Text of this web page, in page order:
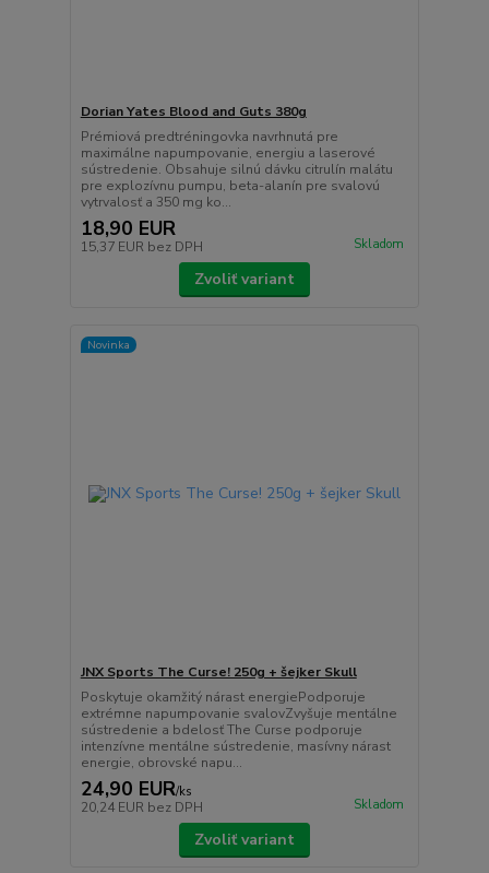
Dorian Yates Blood and Guts 380g
Prémiová predtréningovka navrhnutá pre
maximálne napumpovanie, energiu a laserové
sústredenie. Obsahuje silnú dávku citrulín malátu
pre explozívnu pumpu, beta-alanín pre svalovú
vytrvalosť a 350 mg ko...
18,90 EUR
15,37 EUR bez DPH Skladom
Zvoliť variant
Novinka
JNX Sports The Curse! 250g + šejker Skull
Poskytuje okamžitý nárast energiePodporuje
extrémne napumpovanie svalovZvyšuje mentálne
sústredenie a bdelosť The Curse podporuje
intenzívne mentálne sústredenie, masívny nárast
energie, obrovské napu...
24,90 EUR/ks
20,24 EUR bez DPH Skladom
Zvoliť variant